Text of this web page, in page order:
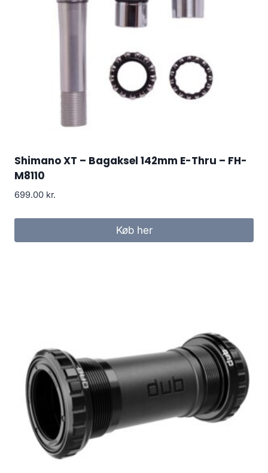
Shimano XT – Bagaksel 142mm E-Thru – FH-
M8110
699.00 kr.
Køb her